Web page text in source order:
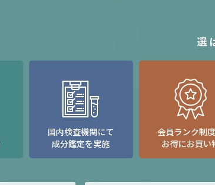
選
国内検査機関にて
成分鑑定を実施
会員ランク制
お得にお買い